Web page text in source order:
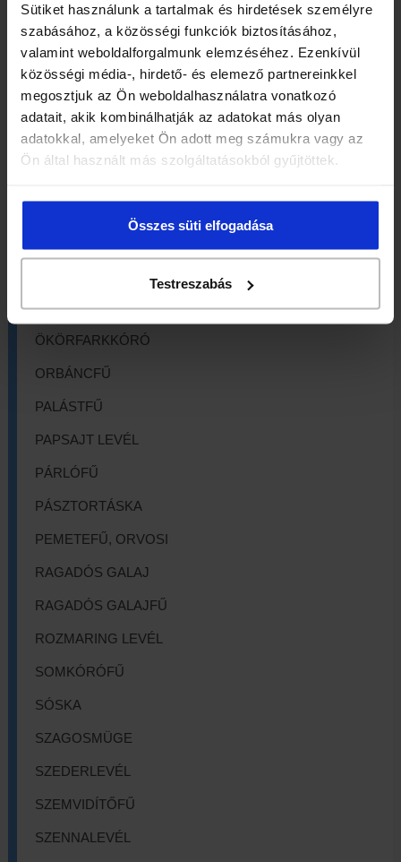
Sütiket használunk a tartalmak és hirdetések személyre
szabásához, a közösségi funkciók biztosításához,
valamint weboldalforgalmunk elemzéséhez. Ezenkívül
közösségi média-, hirdető- és elemező partnereinkkel
megosztjuk az Ön weboldalhasználatra vonatkozó
adatait, akik kombinálhatják az adatokat más olyan
adatokkal, amelyeket Ön adott meg számukra vagy az
Ön által használt más szolgáltatásokból gyűjtöttek.
Összes süti elfogadása
Testreszabás
MACSKAMENTA
MAJORÁNNA
MÁLNALEVÉL
MÁLYVALEVÉL
MÁRIATÖVIS
NYÍRFALEVÉL
ÖKÖRFARKKÓRÓ
ORBÁNCFŰ
PALÁSTFŰ
PAPSAJT LEVÉL
PÁRLÓFŰ
PÁSZTORTÁSKA
PEMETEFŰ, ORVOSI
RAGADÓS GALAJ
RAGADÓS GALAJFŰ
ROZMARING LEVÉL
SOMKÓRÓFŰ
SÓSKA
SZAGOSMÜGE
SZEDERLEVÉL
SZEMVIDÍTŐFŰ
SZENNALEVÉL